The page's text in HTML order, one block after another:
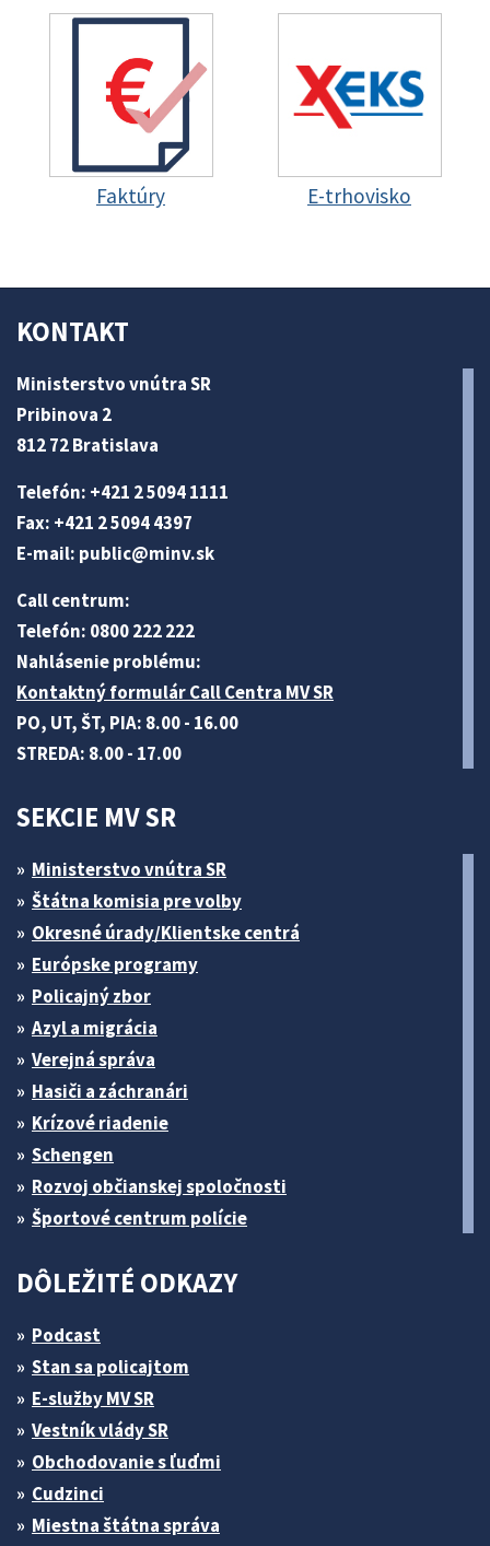
Faktúry E-trhovisko
KONTAKT
Ministerstvo vnútra SR
Pribinova 2
812 72 Bratislava
Telefón: +421 2 5094 1111
Fax: +421 2 5094 4397
E-mail: public@minv.sk
Call centrum:
Telefón: 0800 222 222
Nahlásenie problému:
Kontaktný formulár Call Centra MV SR
PO, UT, ŠT, PIA: 8.00 - 16.00
STREDA: 8.00 - 17.00
SEKCIE MV SR
Ministerstvo vnútra SR
Štátna komisia pre volby
Okresné úrady/Klientske centrá
Európske programy
Policajný zbor
Azyl a migrácia
Verejná správa
Hasiči a záchranári
Krízové riadenie
Schengen
Rozvoj občianskej spoločnosti
Športové centrum polície
DÔLEŽITÉ ODKAZY
Podcast
Stan sa policajtom
E-služby MV SR
Vestník vlády SR
Obchodovanie s ľuďmi
Cudzinci
Miestna štátna správa